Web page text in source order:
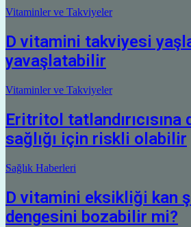
Vitaminler ve Takviyeler
D vitamini takviyesi
yavaşlatabilir
Vitaminler ve Takviyeler
Eritritol tatlandırıcısına
sağlığı için riskli olabilir
Sağlık Haberleri
D vitamini eksikliği kan
dengesini bozabilir mi?